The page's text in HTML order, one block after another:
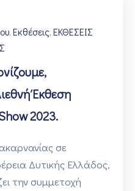
‚ Εκθέσεις‚ ΕΚΘΕΣΕΙΣ
Έκθεση
2023.
σε
Δυτικής Ελλάδος,
την συμμετοχή